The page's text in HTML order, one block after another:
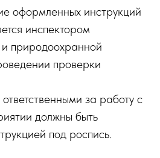
оформленных инструкций
инспектором
природоохранной
проверки
за работу с
должны быть
под роспись.